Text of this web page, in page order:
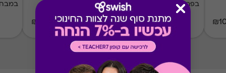
בפריסה ארצית
₪60-₪1000
מותגי אופנה
₪20-₪500